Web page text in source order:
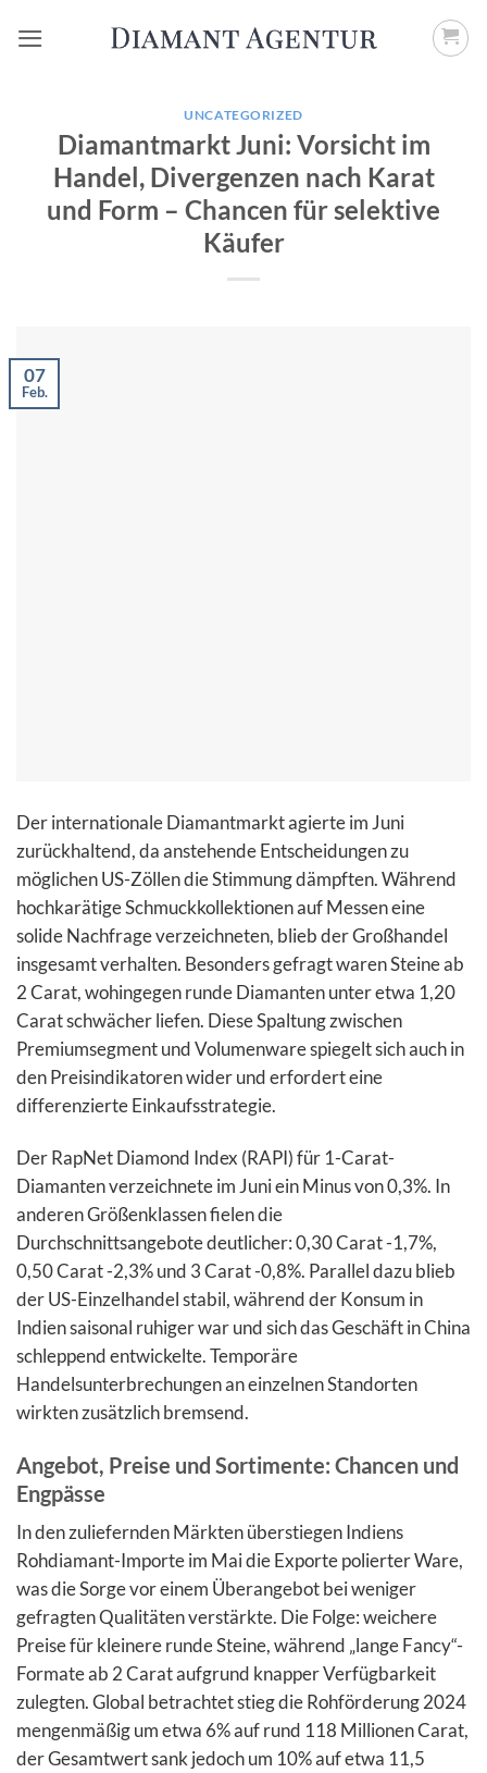
Inhalt
UNCATEGORIZED
Diamantmarkt Juni: Vorsicht im
Handel, Divergenzen nach Karat
und Form – Chancen für selektive
Käufer
07
Feb.
Der internationale Diamantmarkt agierte im Juni
zurückhaltend, da anstehende Entscheidungen zu
möglichen US-Zöllen die Stimmung dämpften. Während
hochkarätige Schmuckkollektionen auf Messen eine
solide Nachfrage verzeichneten, blieb der Großhandel
insgesamt verhalten. Besonders gefragt waren Steine ab
2 Carat, wohingegen runde Diamanten unter etwa 1,20
Carat schwächer liefen. Diese Spaltung zwischen
Premiumsegment und Volumenware spiegelt sich auch in
den Preisindikatoren wider und erfordert eine
differenzierte Einkaufsstrategie.
Der RapNet Diamond Index (RAPI) für 1-Carat-
Diamanten verzeichnete im Juni ein Minus von 0,3%. In
anderen Größenklassen fielen die
Durchschnittsangebote deutlicher: 0,30 Carat -1,7%,
0,50 Carat -2,3% und 3 Carat -0,8%. Parallel dazu blieb
der US-Einzelhandel stabil, während der Konsum in
Indien saisonal ruhiger war und sich das Geschäft in China
schleppend entwickelte. Temporäre
Handelsunterbrechungen an einzelnen Standorten
wirkten zusätzlich bremsend.
Angebot, Preise und Sortimente: Chancen und
Engpässe
In den zuliefernden Märkten überstiegen Indiens
Rohdiamant-Importe im Mai die Exporte polierter Ware,
was die Sorge vor einem Überangebot bei weniger
gefragten Qualitäten verstärkte. Die Folge: weichere
Preise für kleinere runde Steine, während „lange Fancy“-
Formate ab 2 Carat aufgrund knapper Verfügbarkeit
zulegten. Global betrachtet stieg die Rohförderung 2024
mengenmäßig um etwa 6% auf rund 118 Millionen Carat,
der Gesamtwert sank jedoch um 10% auf etwa 11,5